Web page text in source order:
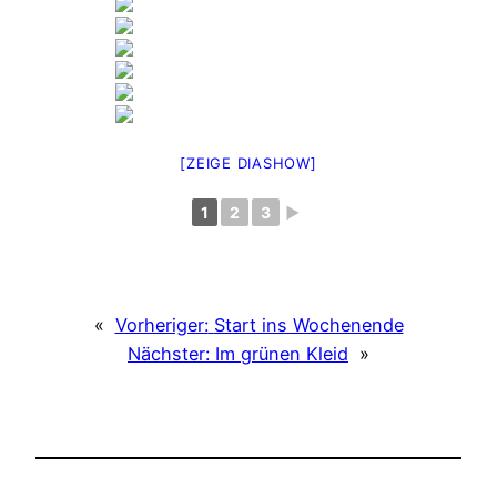
[ZEIGE DIASHOW]
1 2 3 ►
« Vorheriger: Start ins Wochenende
Nächster: Im grünen Kleid »